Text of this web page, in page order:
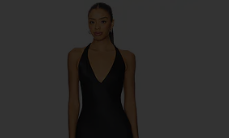
Katie May Surreal Gown in Black
Katie May